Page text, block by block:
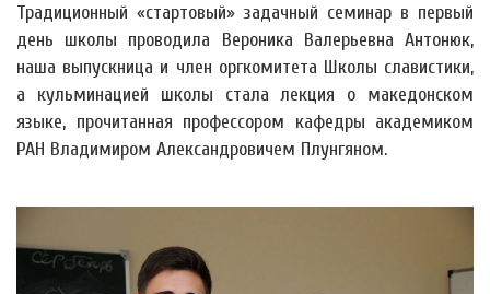
Традиционный «стартовый» задачный семинар в первый
день школы проводила Вероника Валерьевна Антонюк,
наша выпускница и член оргкомитета Школы славистики,
а кульминацией школы стала лекция о македонском
языке, прочитанная профессором кафедры академиком
РАН Владимиром Александровичем Плунгяном.